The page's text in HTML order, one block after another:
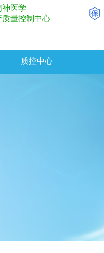
神医学
质量控制中心
质控中心